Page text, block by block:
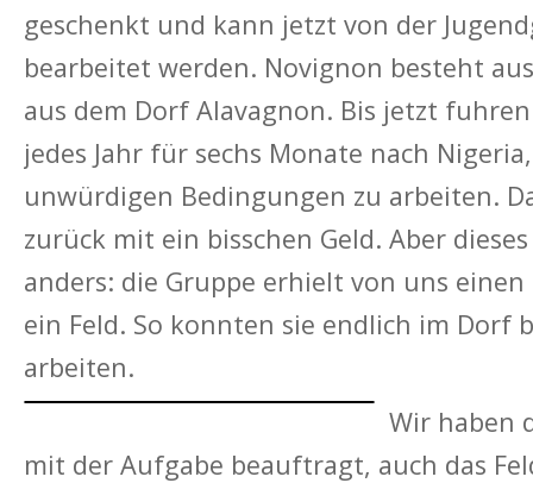
geschenkt und kann jetzt von der
bearbeitet werden. Novignon besteht
aus dem Dorf Alavagnon. Bis jetzt
jedes Jahr für sechs Monate nach
unwürdigen Bedingungen zu arbeiten.
zurück mit ein bisschen Geld. Aber
anders: die Gruppe erhielt von uns
ein Feld. So konnten sie endlich im Dorf
arbeiten.
Wir haben
mit der Aufgabe beauftragt, auch das